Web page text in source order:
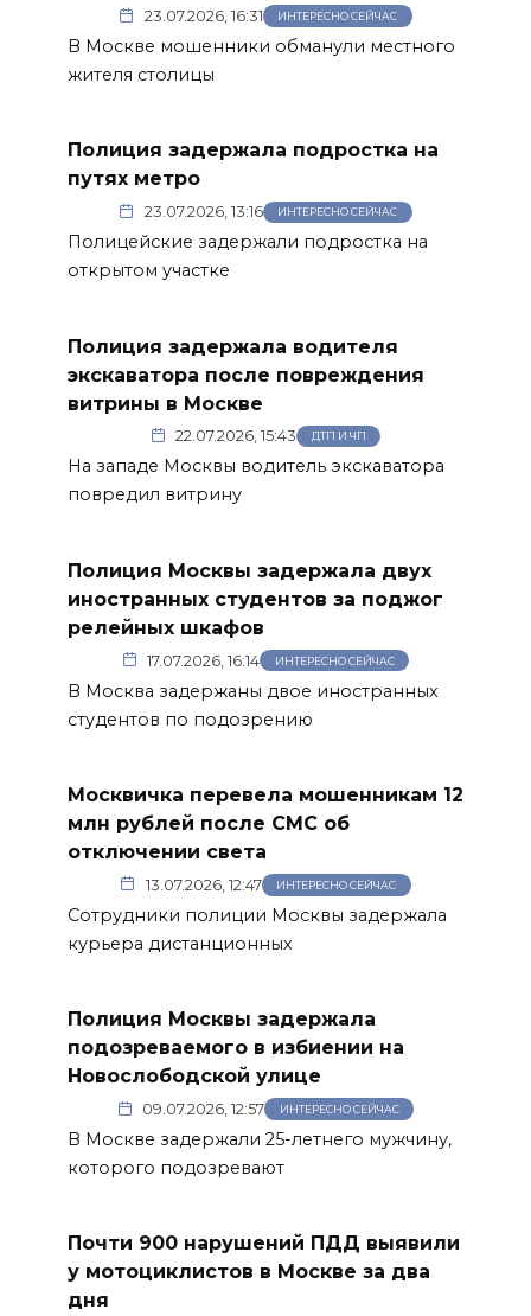
23.07.2026, 16:31 ИНТЕРЕСНО СЕЙЧАС
В Москве мошенники обманули местного
жителя столицы
Полиция задержала подростка на
путях метро
23.07.2026, 13:16 ИНТЕРЕСНО СЕЙЧАС
Полицейские задержали подростка на
открытом участке
Полиция задержала водителя
экскаватора после повреждения
витрины в Москве
22.07.2026, 15:43 ДТП И ЧП
На западе Москвы водитель экскаватора
повредил витрину
Полиция Москвы задержала двух
иностранных студентов за поджог
релейных шкафов
17.07.2026, 16:14 ИНТЕРЕСНО СЕЙЧАС
В Москва задержаны двое иностранных
студентов по подозрению
Москвичка перевела мошенникам 12
млн рублей после СМС об
отключении света
13.07.2026, 12:47 ИНТЕРЕСНО СЕЙЧАС
Сотрудники полиции Москвы задержала
курьера дистанционных
Полиция Москвы задержала
подозреваемого в избиении на
Новослободской улице
09.07.2026, 12:57 ИНТЕРЕСНО СЕЙЧАС
В Москве задержали 25-летнего мужчину,
которого подозревают
Почти 900 нарушений ПДД выявили
у мотоциклистов в Москве за два
дня